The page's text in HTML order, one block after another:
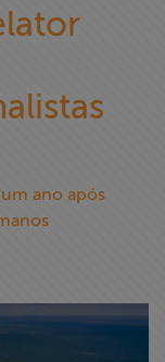
ano após